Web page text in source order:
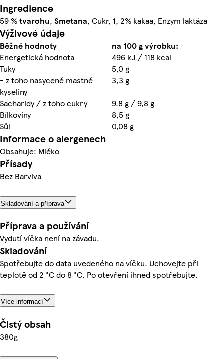
Ingredience
59 %tvarohu, Smetana, Cukr, 1, 2% kakaa, Enzym laktáza
Výživové údaje
Běžné hodnoty
na 100 g výrobku:
Energetická hodnota
496 kJ / 118 kcal
Tuky
5,0 g
- z toho nasycené mastné
kyseliny
3,3 g
Sacharidy / z toho cukry
9,8 g / 9,8 g
Bílkoviny
8,5 g
Sůl
0,08 g
Informace o alergenech
Obsahuje: Mléko
Přísady
Bez Barviva
Skladování a příprava
Příprava a používání
Vydutí víčka není na závadu.
Skladování
Spotřebujte do data uvedeného na víčku. Uchovejte při
teplotě od 2 °C do 8 °C. Po otevření ihned spotřebujte.
Více informací
Čistý obsah
380g